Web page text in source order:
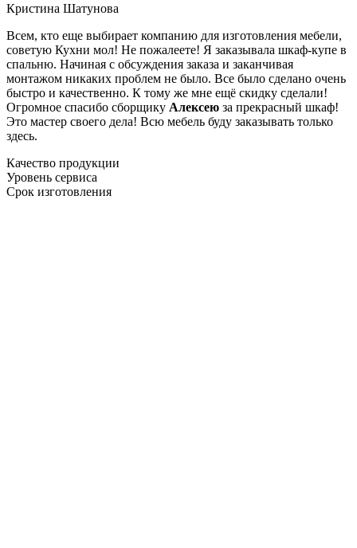
Кристина Шатунова
Всем, кто еще выбирает компанию для изготовления мебели,
советую Кухни мол! Не пожалеете! Я заказывала шкаф-купе в
спальню. Начиная с обсуждения заказа и заканчивая
монтажом никаких проблем не было. Все было сделано очень
быстро и качественно. К тому же мне ещё скидку сделали!
Огромное спасибо сборщику Алексею за прекрасный шкаф!
Это мастер своего дела! Всю мебель буду заказывать только
здесь.
Качество продукции
Уровень сервиса
Срок изготовления